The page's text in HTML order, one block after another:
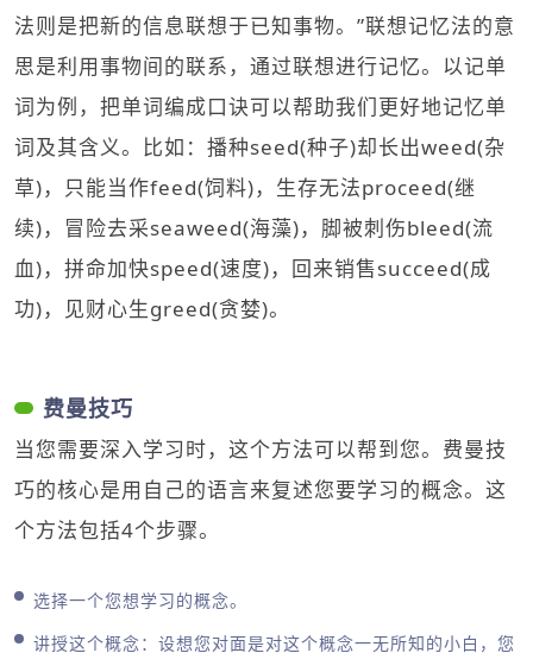
法则是把新的信息联想于已知事物。”联想记忆法的意
思是利用事物间的联系，通过联想进行记忆。以记单
词为例，把单词编成口诀可以帮助我们更好地记忆单
词及其含义。比如：播种seed(种子)却长出weed(杂
草)，只能当作feed(饲料)，生存无法proceed(继
续)，冒险去采seaweed(海藻)，脚被刺伤bleed(流
血)，拼命加快speed(速度)，回来销售succeed(成
功)，见财心生greed(贪婪)。
费曼技巧
当您需要深入学习时，这个方法可以帮到您。费曼技
巧的核心是用自己的语言来复述您要学习的概念。这
个方法包括4个步骤。
选择一个您想学习的概念。
讲授这个概念：设想您对面是对这个概念一无所知的小白，您